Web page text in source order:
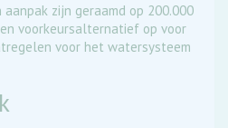
zijn geraamd op 200.000
voorkeursalternatief op voor
voor het watersysteem